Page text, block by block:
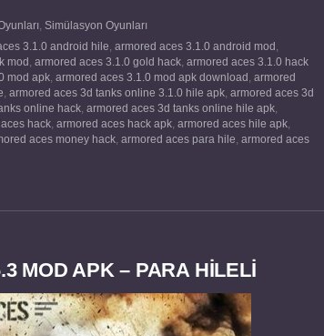
, Simülasyon Oyunları
3.1.0 android hile, armored aces 3.1.0 android mod ,
mod , armored aces 3.1.0 gold hack, armored aces 3.1.0 hack
mod apk, armored aces 3.1.0 mod apk download , armored
, armored aces 3d tanks online 3.1.0 hile apk, armored aces 3d
online hack, armored aces 3d tanks online hile apk,
hack, armored aces hack apk, armored aces hile apk,
aces money hack, armored aces para hile, armored aces
MOD APK – PARA HİLELİ